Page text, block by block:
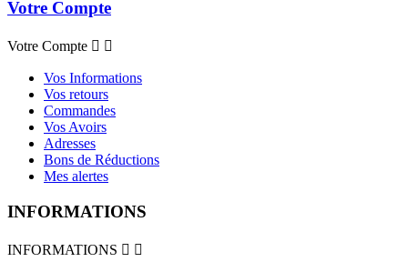
Votre Compte
Votre Compte  
Vos Informations
Vos retours
Commandes
Vos Avoirs
Adresses
Bons de Réductions
Mes alertes
INFORMATIONS
INFORMATIONS  